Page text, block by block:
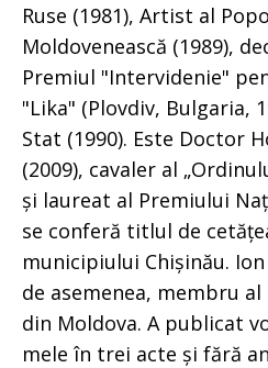
Ruse (1981), Artist al
Moldovenească (1989),
Premiul "Intervidenie"
"Lika" (Plovdiv, Bulgaria,
Stat (1990). Este Doctor
(2009), cavaler al
și laureat al Premiului
se conferă titlul de
municipiului Chișinău.
de asemenea, membru
din Moldova. A publicat
mele în trei acte și fără